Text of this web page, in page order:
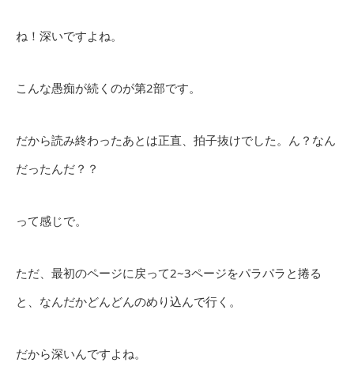
ね！深いですよね。
こんな愚痴が続くのが第2部です。
だから読み終わったあとは正直、拍子抜けでした。ん？なん
だったんだ？？
って感じで。
ただ、最初のページに戻って2~3ページをパラパラと捲る
と、なんだかどんどんのめり込んで行く。
だから深いんですよね。